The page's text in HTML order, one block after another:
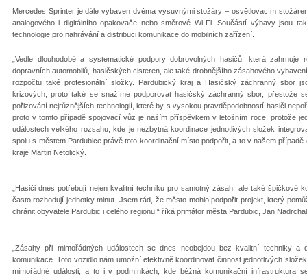
Mercedes Sprinter je dále vybaven dvěma výsuvnými stožáry – osvětlovacím
analogového i digitálního opakovače nebo směrové Wi-Fi. Součástí výbavy jsou
technologie pro nahrávání a distribuci komunikace do mobilních zařízení.
„Vedle dlouhodobé a systematické podpory dobrovolných hasičů, která
dopravních automobilů, hasičských cisteren, ale také drobnějšího zásahového
rozpočtu také profesionální složky. Pardubický kraj a Hasičský záchranný sbor
krizových, proto také se snažíme podporovat hasičský záchranný sbor, přestože
pořizování nejrůznějších technologií, které by s vysokou pravděpodobností hasiči
proto v tomto případě spojovací vůz je naším příspěvkem v letošním roce, protože
událostech velkého rozsahu, kde je nezbytná koordinace jednotlivých složek
spolu s městem Pardubice právě toto koordinační místo podpořit, a to v našem
kraje Martin Netolický.
„Hasiči dnes potřebují nejen kvalitní techniku pro samotný zásah, ale také
často rozhodují jednotky minut. Jsem rád, že město mohlo podpořit projekt, který
chránit obyvatele Pardubic i celého regionu,“ říká primátor města Pardubic, Jan
„Zásahy při mimořádných událostech se dnes neobejdou bez kvalitní techniky
komunikace. Toto vozidlo nám umožní efektivně koordinovat činnost jednotlivých
mimořádné události, a to i v podmínkách, kde běžná komunikační infrastruktura